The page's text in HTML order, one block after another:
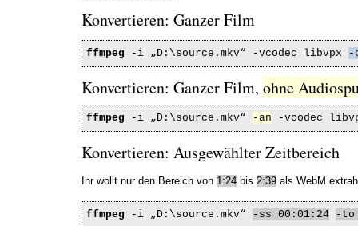
Konvertieren: Ganzer Film
ffmpeg -i „D:\source.mkv“ -vcodec libvpx -
Konvertieren: Ganzer Film, ohne
ffmpeg -i „D:\source.mkv“ -an -vcodec
Konvertieren: Ausgewählter Zeitbereich
Ihr wollt nur den Bereich von 1:24 bis 2:39 als WebM
ffmpeg -i „D:\source.mkv“ -ss 00:01:24 -to